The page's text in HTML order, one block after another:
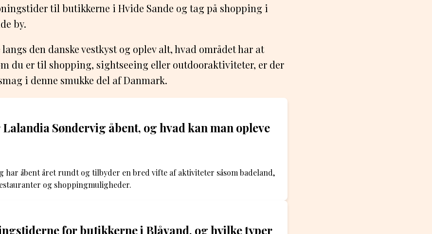
til butikkerne i Hvide Sande og tag på shopping i
by.
den danske vestkyst og oplev alt, hvad området har at
du er til shopping, sightseeing eller outdooraktiviteter, er der
i denne smukke del af Danmark.
Søndervig åbent, og hvad kan man opleve
har åbent året rundt og tilbyder en bred vifte af aktiviteter såsom badeland,
og shoppingmuligheder.
for butikkerne i Blåvand, og hvilke typer